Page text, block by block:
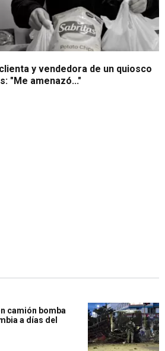
y vendedora de un quiosco
"Me amenazó..."
camión bomba
a días del